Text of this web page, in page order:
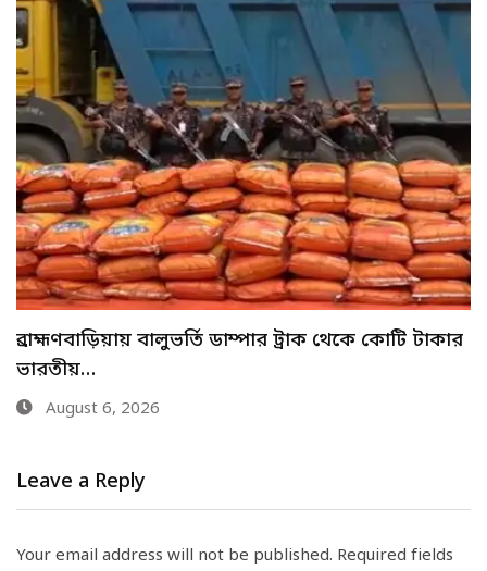
মেহেরপুরে শিশু আবির হত্যায় দুই কিশোরের কারাদণ্ড
August 6, 2026
Leave a Reply
Your email address will not be published. Required fields